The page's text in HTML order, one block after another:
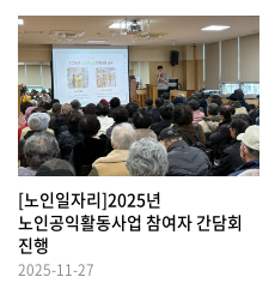
[노인일자리]2025년
노인공익활동사업 참여자 간담회
진행
2025-11-27